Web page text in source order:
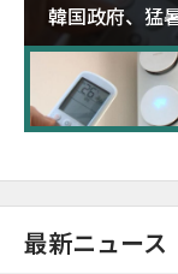
韓国政府、猛
に需給対応体
最新ニュース